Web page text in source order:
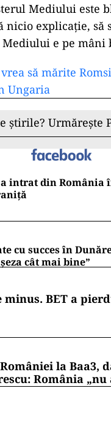
Mediului este
nicio explicație, să
e pe mâni
să mărite
Ungaria
știrile? Urmărește
intrat din România
cu succes în
cât mai bine”
BET a
la Baa3,
România